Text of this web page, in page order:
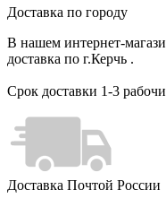
Доставка по городу
В нашем интернет-
доставка по г.Керчь .
Срок доставки 1-3
Доставка Почтой России